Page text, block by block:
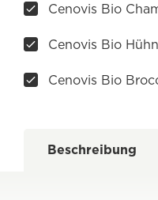
Cenovis Bio
Cenovis Bio
Cenovis Bio
Beschreibung